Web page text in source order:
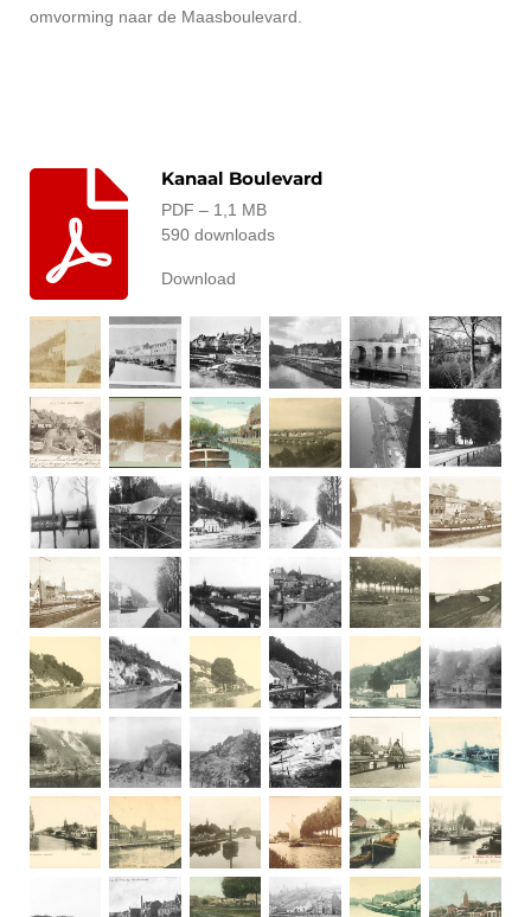
omvorming naar de Maasboulevard.
Kanaal Boulevard
PDF – 1,1 MB
590 downloads
Download